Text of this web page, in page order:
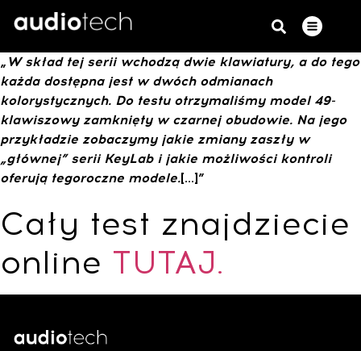
„ W skład tej serii wchodzą dwie klawiatury, a do tego
każda dostępna jest w dwóch odmianach
kolorystycznych. Do testu otrzymaliśmy model 49-
klawiszowy zamknięty w czarnej obudowie. Na jego
przykładzie zobaczymy jakie zmiany zaszły w
„głównej” serii KeyLab i jakie możliwości kontroli
oferują tegoroczne modele.[…]”
Cały test znajdziecie
online TUTAJ.